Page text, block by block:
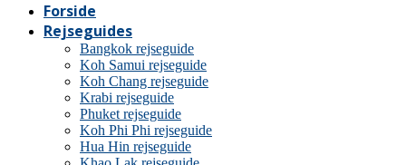
Forside
Rejseguides
Bangkok rejseguide
Koh Samui rejseguide
Koh Chang rejseguide
Krabi rejseguide
Phuket rejseguide
Koh Phi Phi rejseguide
Hua Hin rejseguide